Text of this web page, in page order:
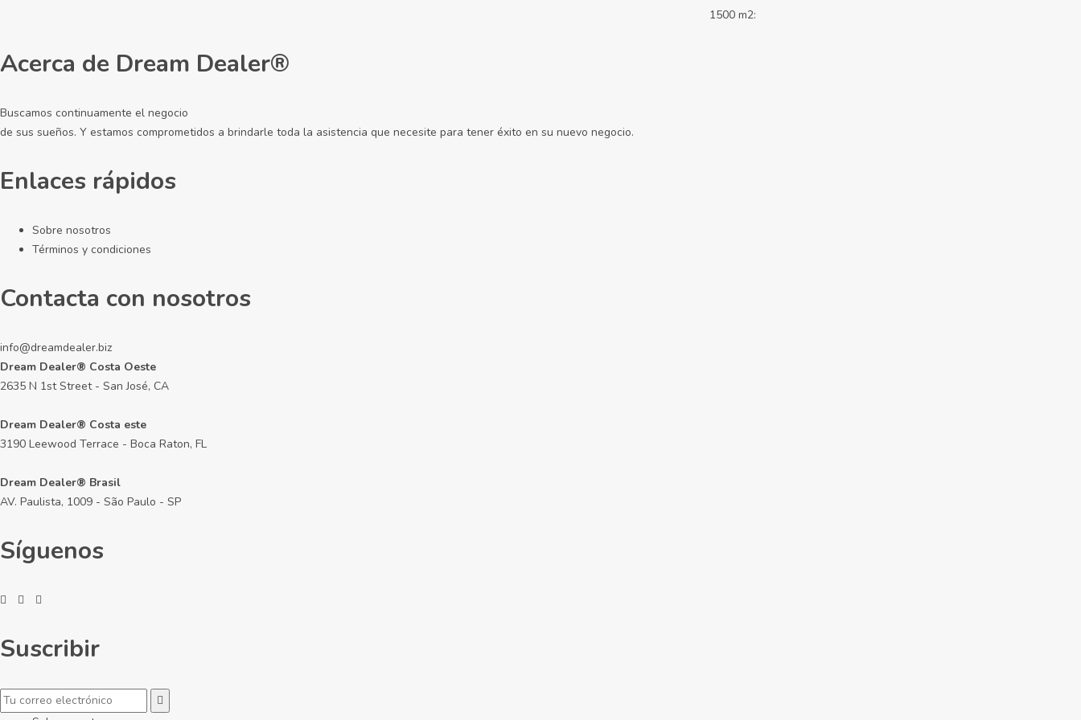
1500 m2:
Acerca de Dream Dealer®
Buscamos continuamente el negocio
de sus sueños. Y estamos comprometidos a brindarle toda la asistencia que necesite para tener éxito en su nuevo negocio.
Enlaces rápidos
Sobre nosotros
Términos y condiciones
Contacta con nosotros
info@dreamdealer.biz
Dream Dealer® Costa Oeste
2635 N 1st Street - San José, CA
Dream Dealer® Costa este
3190 Leewood Terrace - Boca Raton, FL
Dream Dealer® Brasil
AV. Paulista, 1009 - São Paulo - SP
Síguenos
Suscribir